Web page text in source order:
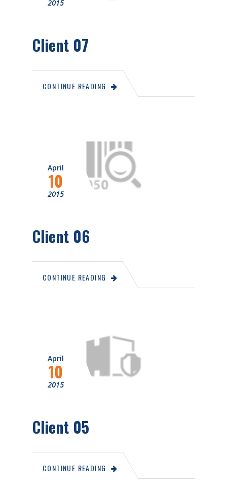
2015
Client 07
CONTINUE READING
April
10
2015
Client 06
CONTINUE READING
April
10
2015
Client 05
CONTINUE READING